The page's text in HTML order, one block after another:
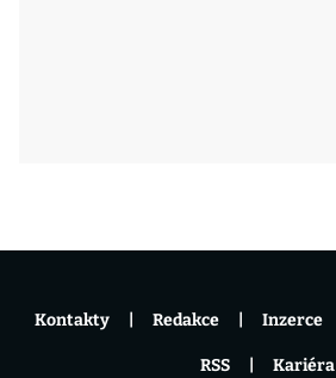
Kontakty Redakce Inzerce
RSS Kariéra